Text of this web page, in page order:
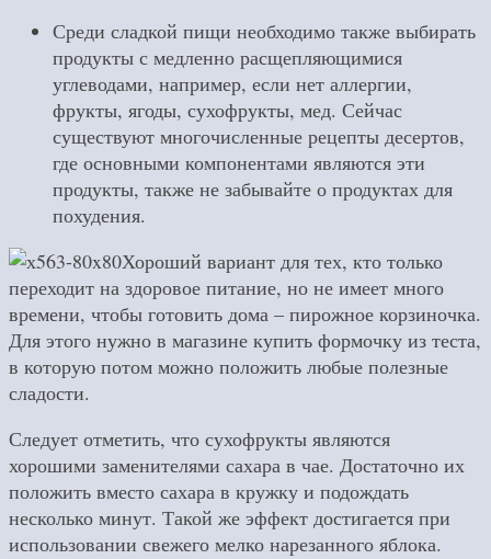
Среди сладкой пищи необходимо также выбирать
продукты с медленно расщепляющимися
углеводами, например, если нет аллергии,
фрукты, ягоды, сухофрукты, мед. Сейчас
существуют многочисленные рецепты десертов,
где основными компонентами являются эти
продукты, также не забывайте о продуктах для
похудения.
Хороший вариант для тех, кто только
переходит на здоровое питание, но не имеет много
времени, чтобы готовить дома – пирожное корзиночка.
Для этого нужно в магазине купить формочку из теста,
в которую потом можно положить любые полезные
сладости.
Следует отметить, что сухофрукты являются
хорошими заменителями сахара в чае. Достаточно их
положить вместо сахара в кружку и подождать
несколько минут. Такой же эффект достигается при
использовании свежего мелко нарезанного яблока.